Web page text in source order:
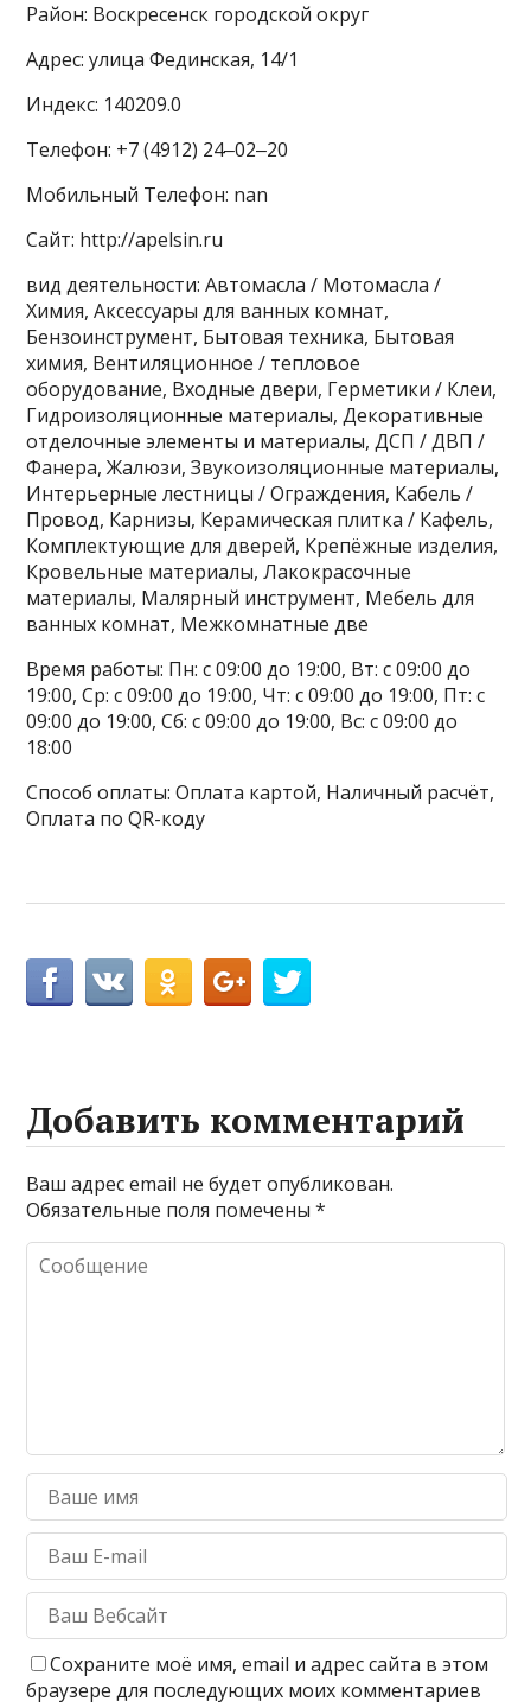
Район: Воскресенск городской округ
Адрес: улица Фединская, 14/1
Индекс: 140209.0
Телефон: +7 (4912) 24‒02‒20
Мобильный Телефон: nan
Сайт: http://apelsin.ru
вид деятельности: Автомасла / Мотомасла /
Химия, Аксессуары для ванных комнат,
Бензоинструмент, Бытовая техника, Бытовая
химия, Вентиляционное / тепловое
оборудование, Входные двери, Герметики / Клеи,
Гидроизоляционные материалы, Декоративные
отделочные элементы и материалы, ДСП / ДВП /
Фанера, Жалюзи, Звукоизоляционные материалы,
Интерьерные лестницы / Ограждения, Кабель /
Провод, Карнизы, Керамическая плитка / Кафель,
Комплектующие для дверей, Крепёжные изделия,
Кровельные материалы, Лакокрасочные
материалы, Малярный инструмент, Мебель для
ванных комнат, Межкомнатные две
Время работы: Пн: с 09:00 до 19:00, Вт: с 09:00 до
19:00, Ср: с 09:00 до 19:00, Чт: с 09:00 до 19:00, Пт: с
09:00 до 19:00, Сб: с 09:00 до 19:00, Вс: с 09:00 до
18:00
Способ оплаты: Оплата картой, Наличный расчёт,
Оплата по QR-коду
Добавить комментарий
Ваш адрес email не будет опубликован.
Обязательные поля помечены*
Сохраните моё имя, email и адрес сайта в этом
браузере для последующих моих комментариев